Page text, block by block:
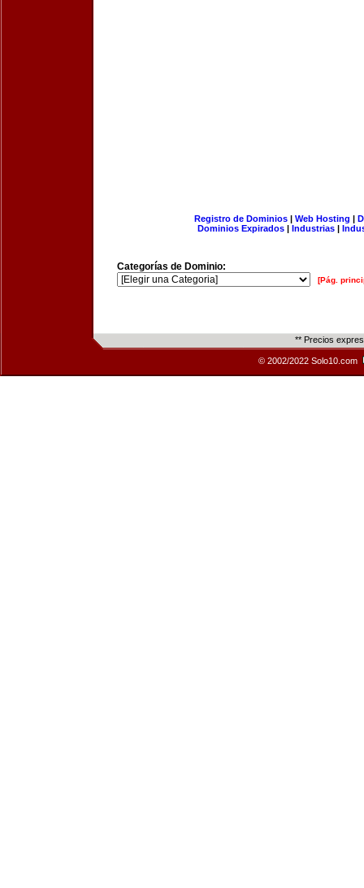
Registro de Dominios| Web Hosting |
Dominios Expirados | Industrias |
Categorías de Dominio:
[Pág.
** Precios
© 2002/2022 Solo10.com